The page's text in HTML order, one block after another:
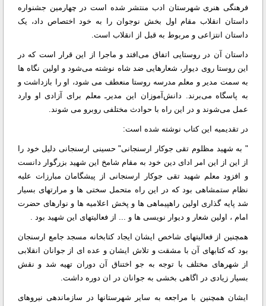
فرهنگی هنری شهرستان ادب منتشر شده است در چهارمین جشنواره
داستان انقلاب مقام اول بخش نوجوان را به خود اختصاص داد، یک
داستان انتزاعی و مربوط به قبل از انقلاب است.
داستان آن در روستایی اتفاق می‌افتد و ماجرا از این قرار است که در
این روستا روی دیوار، شعارهایی ضد شاه نوشته می‌شود و اولین نگاه ها
به سمت مدیر و معلم مدرسه روستا منعطف می شود، او را بازداشت و
به پاسگاه می‌برند. دانش‌آموزان این مدیرـ معلم برای آزادی او وارد
عمل می‌شوند و در این راه با حوادث مختلفی روبرو می شوند.
در تقدیمیه این کتاب نوشته شده است:
" به شهید مظلوم تقی جوکار ارسنجانی" حسینی ارسنجانی دلیل خود را
از این از این امر ادای دین خود به مقام شامخ این شهید بزرگوار دانست
و افزود معلم شهید تقی جوکار ارسنجانی از پیشگامان مبارزات علیه
نظام ستمشاهی بود که در این راه متحمل سختی ها و مرارتهای بسیار
شد پایه گذاری اولین راهپیماهی ها و پخش اعلامیه ها و نوارهای حضرت
امام ، اولین شعار و دیوار نویسی ها و ... از فعالیتهای این شهید بود .
همچنین از فعالیتهای شاخص ایشان ایجاد کتابخانه مسجد جامع ارسنجان
بود که کتابهای آن با مشقت و تلاش ایشان و عده ای از جوانان انقلابی
از شهرهای مختلف با توجه به جو اختناق آن دوران تهیه شد و نقش
بسیار زیادی در اگاهی بخشی به جوانان در ان دوره داشت.
ایشان همچنین با مراجعه به سایر شهرستانها در سازماندهی نیروهای